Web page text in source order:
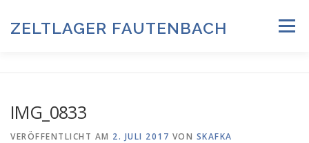
springen
ZELTLAGER FAUTENBACH Menü
HISTORIE & FOTOARCHIV
IMG_0833
VERÖFFENTLICHT AM 2. JULI 2017 VON SKAFKA